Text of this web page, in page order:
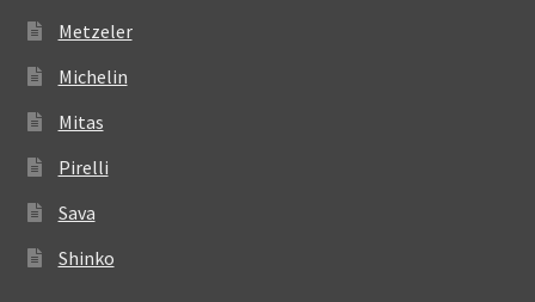
Metzeler
Michelin
Mitas
Pirelli
Sava
Shinko